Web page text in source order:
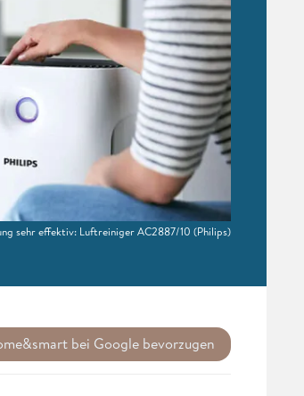
sehr effektiv: Luftreiniger AC2887/10 (Philips)
bei Google bevorzugen